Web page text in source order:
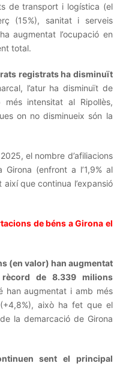
de transport i logística (el
(15%), sanitat i serveis
augmentat l’ocupació en
total.
registrats ha disminuït
l’atur ha disminuït de
intensitat al Ripollès,
on no disminueix són la
el nombre d’afiliacions
(enfront a l’1,9% al
que continua l’expansió
de béns a Girona el
(en valor) han augmentat
de 8.339 milions
han augmentat i amb més
això ha fet que el
la demarcació de Girona
sent el principal